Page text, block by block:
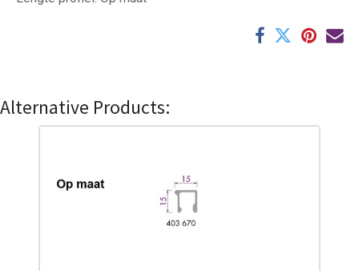
Alternative Products: